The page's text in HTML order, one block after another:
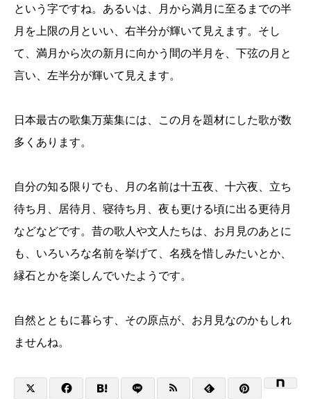
という字ですね。あるいは、月から満月に至るまでの半
月を上限の月といい、右半分が輝いて見えます。そし
て、満月から次の新月に向かう間の半月を、下弦の月と
言い、左半分が輝いて見えます。
日本最古の歌集万葉集には、この月を題材にした歌が数
多くあります。
自分の知る限りでも、月の名前は十五夜、十六夜、立ち
待ち月、居待月、寝待ち月、夜も更ける頃に出る更待月
などなどです。昔の歌人や文人たちは、お月見のあとに
も、いろいろな名前を挙げて、名残を惜しみたいとか、
縁石とかを楽しんでいたようです。
自然とともに暮らす、その原点が、お月見なのかもしれ
ませんね。